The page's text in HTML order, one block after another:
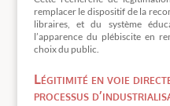
remplacer le dispositif de la
libraires, et du système
l’apparence du plébiscite en
choix du public.
Légitimité en voie
processus